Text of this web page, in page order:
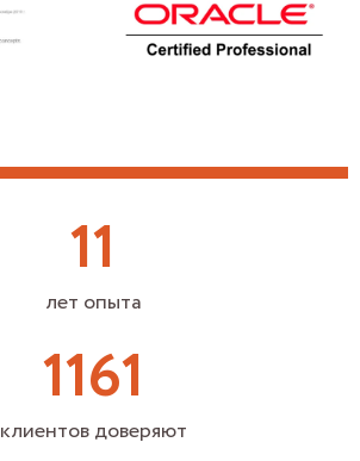
11
лет опыта
1161
клиентов доверяют